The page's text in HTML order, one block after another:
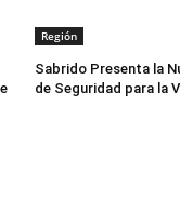
Región
Sabrido Presenta la
de Seguridad para la